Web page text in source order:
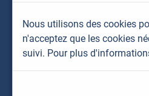
Nous utilisons des cookies
n'acceptez que les cookies
suivi. Pour plus